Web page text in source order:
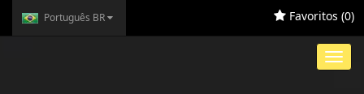
Português BR Favoritos (0)